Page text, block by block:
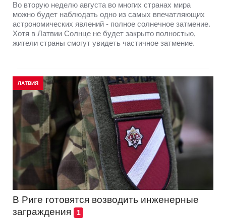
Во вторую неделю августа во многих странах мира
можно будет наблюдать одно из самых впечатляющих
астрономических явлений - полное солнечное затмение.
Хотя в Латвии Солнце не будет закрыто полностью,
жители страны смогут увидеть частичное затмение.
ЛАТВИЯ
В Риге готовятся возводить инженерные
заграждения
1